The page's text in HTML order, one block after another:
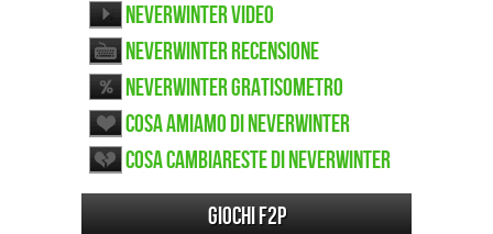
Neverwinter video
Neverwinter recensione
Neverwinter gratisometro
Cosa amiamo di Neverwinter
Cosa cambiareste di Neverwinter
Giochi F2P